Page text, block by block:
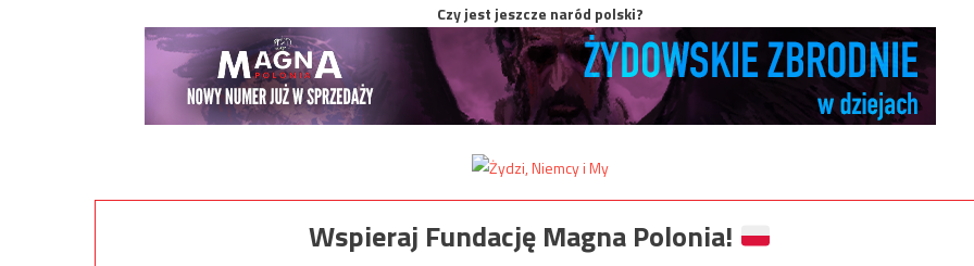
Czy jest jeszcze naród polski?
Wspieraj Fundację Magna Polonia!